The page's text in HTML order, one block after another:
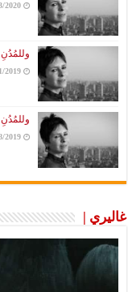
2020
وللمُدُنِ
2019
وللمُدُنِ
2019
غاليري |